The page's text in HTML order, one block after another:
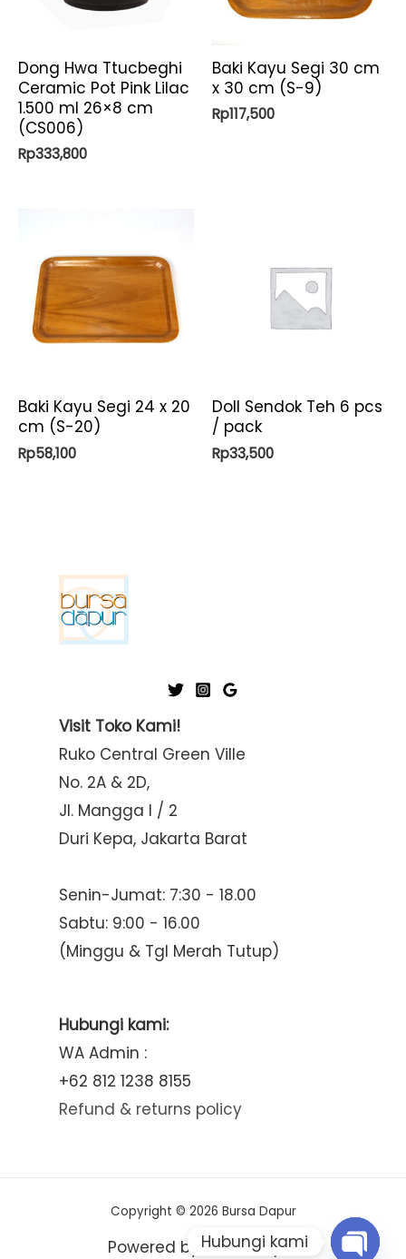
Dong Hwa Ttucbeghi
Ceramic Pot Pink Lilac
1.500 ml 26×8 cm
(CS006)
Rp333,800
Baki Kayu Segi 30 cm
x 30 cm (S-9)
Rp117,500
Baki Kayu Segi 24 x 20
cm (S-20)
Rp58,100
Doll Sendok Teh 6 pcs
/ pack
Rp33,500
Visit Toko Kami!
Ruko Central Green Ville
No. 2A & 2D,
Jl. Mangga I / 2
Duri Kepa, Jakarta Barat
Senin-Jumat: 7:30 - 18.00
Sabtu: 9:00 - 16.00
(Minggu & Tgl Merah Tutup)
Hubungi kami:
WA Admin :
+62 812 1238 8155
Refund & returns policy
Copyright © 2026 Bursa Dapur
Powered by Bursa Dapur
Hubungi kami